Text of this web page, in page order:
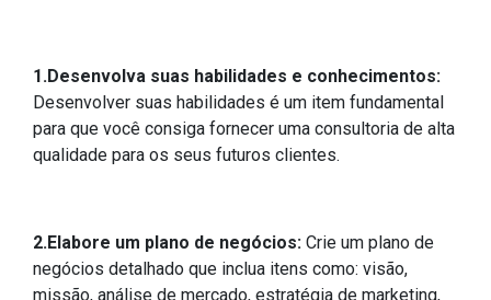
1.Desenvolva suas habilidades e conhecimentos:
Desenvolver suas habilidades é um item fundamental
para que você consiga fornecer uma consultoria de alta
qualidade para os seus futuros clientes.
2.Elabore um plano de negócios: Crie um plano de
negócios detalhado que inclua itens como: visão,
missão, análise de mercado, estratégia de marketing,